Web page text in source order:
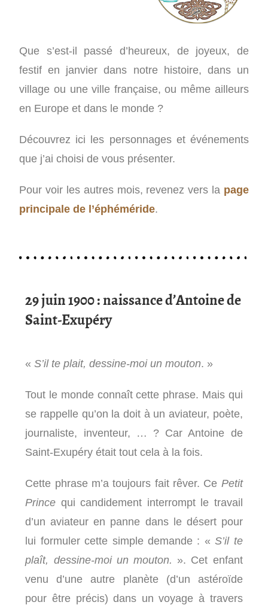
Que s’est-il passé d’heureux, de joyeux, de
festif en janvier dans notre histoire, dans un
village ou une ville française, ou même ailleurs
en Europe et dans le monde ?
Découvrez ici les personnages et événements
que j’ai choisi de vous présenter.
Pour voir les autres mois, revenez vers la page
principale de l’éphéméride.
29 juin 1900 : naissance d’Antoine de
Saint-Exupéry
«S’il te plait, dessine-moi un mouton. »
Tout le monde connaît cette phrase. Mais qui
se rappelle qu’on la doit à un aviateur, poète,
journaliste, inventeur, … ? Car Antoine de
Saint-Exupéry était tout cela à la fois.
Cette phrase m’a toujours fait rêver. Ce Petit
Prince qui candidement interrompt le travail
d’un aviateur en panne dans le désert pour
lui formuler cette simple demande : «S’il te
plaît, dessine-moi un mouton. ». Cet enfant
venu d’une autre planète (d’un astéroïde
pour être précis) dans un voyage à travers